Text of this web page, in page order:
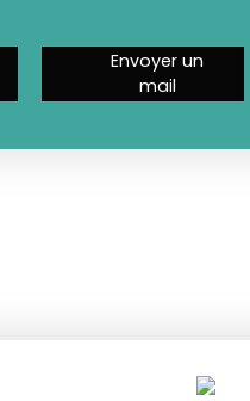
Envoyer un
mail